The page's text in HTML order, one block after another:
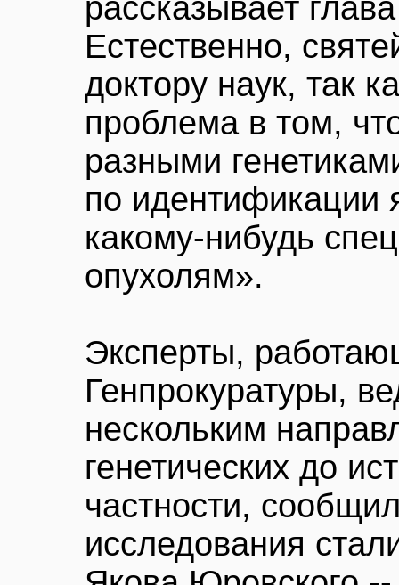
рассказывает
Естественно,
доктору наук, так
проблема в том,
разными
по
какому-нибудь
опухолям».
Эксперты,
Генпрокуратуры,
нескольким
генетических до
частности,
исследования